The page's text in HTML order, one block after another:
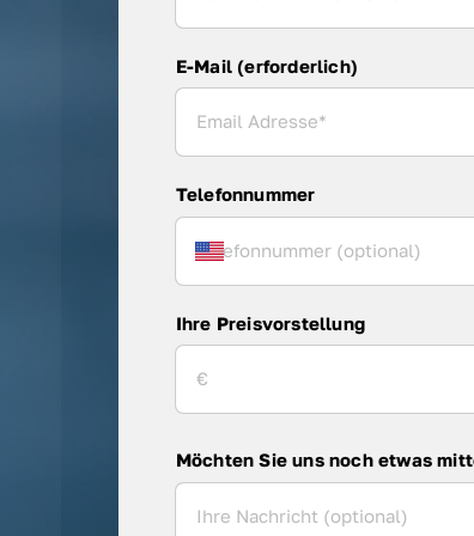
E-Mail (erforderlich)
Telefonnummer
Ihre Preisvorstellung
Möchten Sie uns noch etwas